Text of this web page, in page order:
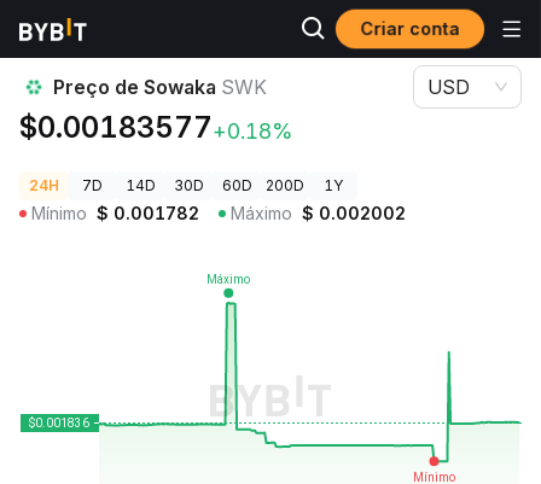
Criar conta
Preços de Criptomoedas Preço de Sowaka SWK
Preço de Sowaka SWK
$0.00183577+0.18%
USD
24H 7D 14D 30D 60D 200D 1Y
Mínimo $ 0.001782 Máximo $ 0.002002